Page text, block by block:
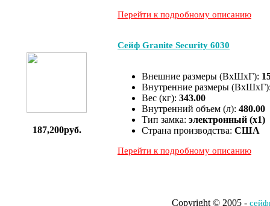
Перейти к подробному описанию
187,200руб.
Сейф Granite Security 6030
Внешние размеры (ВхШхГ):
Внутренние размеры
Вес (кг): 343.00
Внутренний объем (л): 480.00
Тип замка: электронный (x1)
Страна производства: США
Перейти к подробному описанию
Copyright © 2005 -